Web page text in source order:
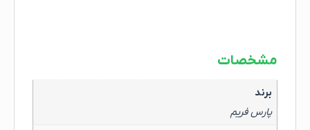
مشخصات
برند
پارس فریم